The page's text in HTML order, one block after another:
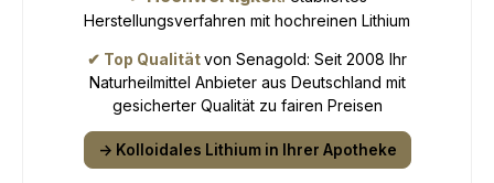
Herstellungsverfahren mit hochreinen Lithium
✔ Top Qualitätvon Senagold: Seit 2008 Ihr
Naturheilmittel Anbieter aus Deutschland mit
gesicherter Qualität zu fairen Preisen
-> Kolloidales Lithium in Ihrer Apotheke